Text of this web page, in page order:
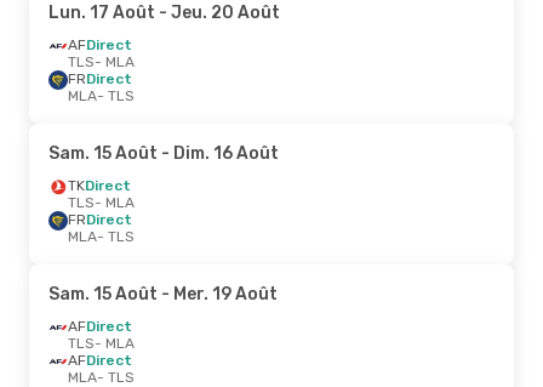
Lun. 17 Août - Jeu. 20 Août
AFDirect
TLS- MLA
FRDirect
MLA- TLS
Sam. 15 Août - Dim. 16 Août
TKDirect
TLS- MLA
FRDirect
MLA- TLS
Sam. 15 Août - Mer. 19 Août
AFDirect
TLS- MLA
AFDirect
MLA- TLS